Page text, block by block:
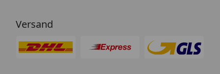
Versand